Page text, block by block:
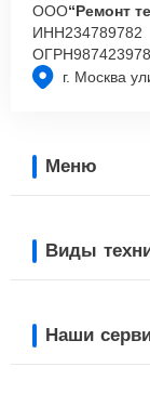
г. Москва
ООО“Ремонт
ИНН234789782
ОГРН
Меню
Виды
Наши